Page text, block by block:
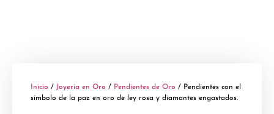
Inicio / Joyería en Oro / Pendientes de Oro / Pendientes con el
símbolo de la paz en oro de ley rosa y diamantes engastados.